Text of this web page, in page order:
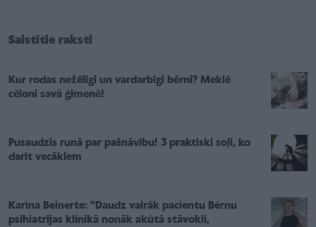
Saistītie raksti
Kur rodas nežēlīgi un vardarbīgi bērni? Meklē
cēloni savā ģimenē!
Pusaudzis runā par pašnāvību! 3 praktiski soļi, ko
darīt vecākiem
Karīna Beinerte: "Daudz vairāk pacientu Bērnu
psihiatrijas klīnikā nonāk akūtā stāvoklī,